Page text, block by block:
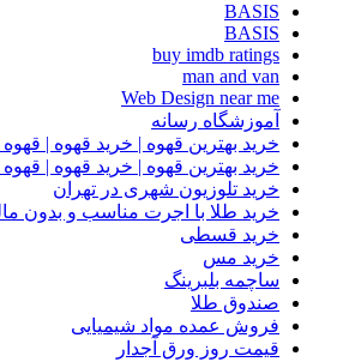
BASIS
BASIS
buy imdb ratings
man and van
Web Design near me
آموزشگاه رسانه
خرید بهترین قهوه | خرید قهوه |
خرید بهترین قهوه | خرید قهوه |
خرید تلوزیون شهری در تهران
خرید طلا با اجرت مناسب و بدون
خرید قسطی
خرید مس
ساچمه بلبرینگ
صندوق طلا
فروش عمده مواد شیمیایی
قیمت روز ورق آجدار